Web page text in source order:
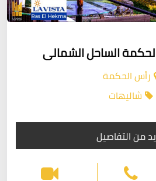
الساحل الشمالى
رأس الحكمة
شاليهات
من التفاصيل